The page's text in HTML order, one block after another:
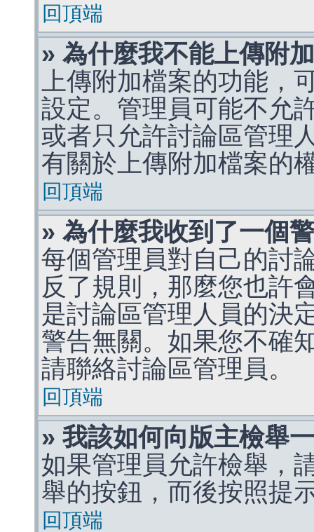
回頂端
» 為什麼我不能上傳附
上傳附加檔案的功能，
設定。管理員可能不允
或者只允許討論區管理
有關於上傳附加檔案的
回頂端
» 為什麼我收到了一個
每個管理員對自己的討
反了規則，那麼您也許
是討論區管理人員的決
警告無關。如果您不確
請聯絡討論區管理員。
回頂端
» 我該如何向版主檢舉
如果管理員允許檢舉，
舉的按鈕，而後按照提
回頂端